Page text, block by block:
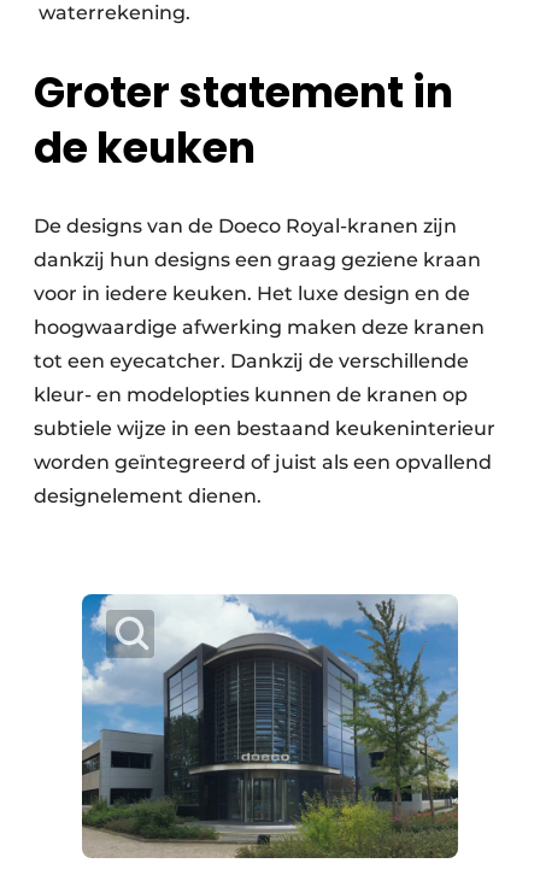
waterrekening.
Groter statement in
de keuken
De designs van de Doeco Royal-kranen zijn
dankzij hun designs een graag geziene kraan
voor in iedere keuken. Het luxe design en de
hoogwaardige afwerking maken deze kranen
tot een eyecatcher. Dankzij de verschillende
kleur- en modelopties kunnen de kranen op
subtiele wijze in een bestaand keukeninterieur
worden geïntegreerd of juist als een opvallend
designelement dienen.